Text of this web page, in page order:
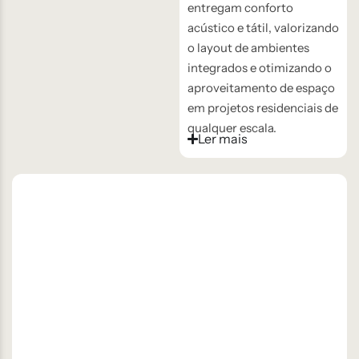
entregam conforto
acústico e tátil, valorizando
o layout de ambientes
integrados e otimizando o
aproveitamento de espaço
em projetos residenciais de
qualquer escala.
Ler mais